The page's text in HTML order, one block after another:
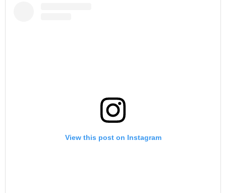
View this post on Instagram